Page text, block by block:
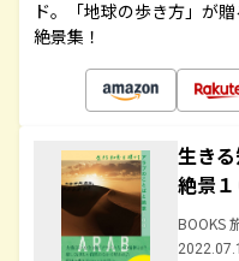
ド。「地球の歩き方」が
絶景集！
生き
絶景１
BOOKS